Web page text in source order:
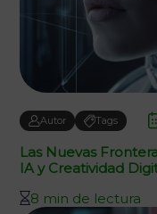
Autor Tags
Las Nuevas
IA y Creatividad
8 min de lectura